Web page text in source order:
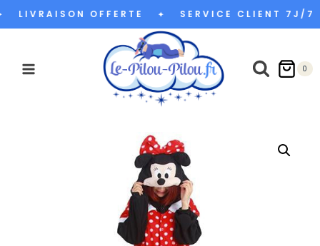
Aller
au
LIVRAISON OFFERTE SERVICE CLIENT 7J/7
0